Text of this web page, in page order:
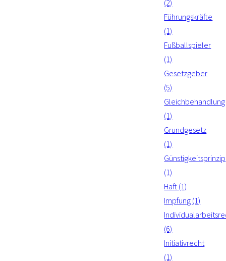
(2)
Führungskräfte
(1)
Fußballspieler
(1)
Gesetzgeber
(5)
Gleichbehandlung
(1)
Grundgesetz
(1)
Günstigkeitsprinzip
(1)
Haft (1)
Impfung (1)
(6)
Initiativrecht
(1)